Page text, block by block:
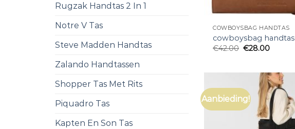
Rugzak Handtas 2 In 1
Notre V Tas
Steve Madden Handtas
Zalando Handtassen
Shopper Tas Met Rits
Piquadro Tas
Kapten En Son Tas
COWBOYSBAG HANDTAS
cowboysbag handtas
€42.00 €28.00
Aanbieding!